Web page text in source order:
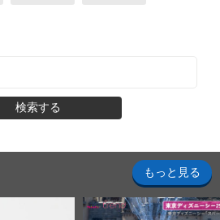
検索する
もっと見る